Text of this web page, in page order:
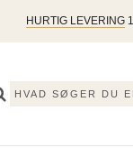
HURTIG LEVERING